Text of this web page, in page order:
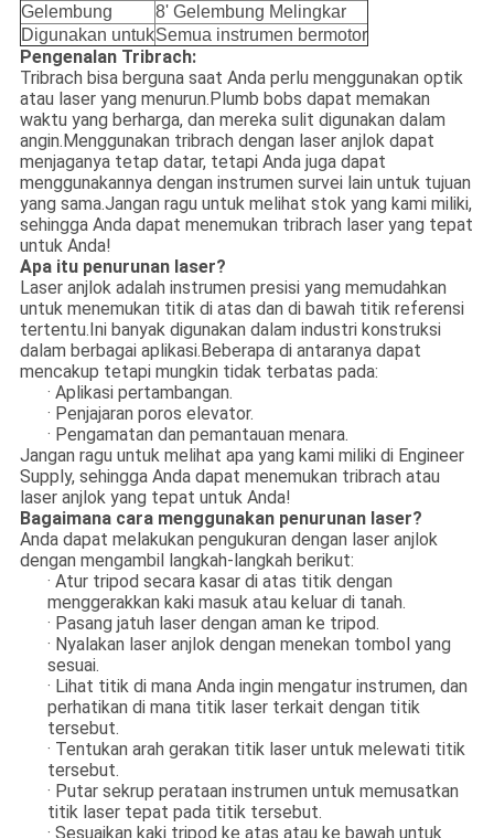
Gelembung
8' Gelembung Melingkar
Digunakan untukSemua instrumen bermotor
Pengenalan Tribrach:
Tribrach bisa berguna saat Anda perlu menggunakan optik
atau laser yang menurun.Plumb bobs dapat memakan
waktu yang berharga, dan mereka sulit digunakan dalam
angin.Menggunakan tribrach dengan laser anjlok dapat
menjaganya tetap datar, tetapi Anda juga dapat
menggunakannya dengan instrumen survei lain untuk tujuan
yang sama.Jangan ragu untuk melihat stok yang kami miliki,
sehingga Anda dapat menemukan tribrach laser yang tepat
untuk Anda!
Apa itu penurunan laser?
Laser anjlok adalah instrumen presisi yang memudahkan
untuk menemukan titik di atas dan di bawah titik referensi
tertentu.Ini banyak digunakan dalam industri konstruksi
dalam berbagai aplikasi.Beberapa di antaranya dapat
mencakup tetapi mungkin tidak terbatas pada:
· Aplikasi pertambangan.
· Penjajaran poros elevator.
· Pengamatan dan pemantauan menara.
Jangan ragu untuk melihat apa yang kami miliki di Engineer
Supply, sehingga Anda dapat menemukan tribrach atau
laser anjlok yang tepat untuk Anda!
Bagaimana cara menggunakan penurunan laser?
Anda dapat melakukan pengukuran dengan laser anjlok
dengan mengambil langkah-langkah berikut:
· Atur tripod secara kasar di atas titik dengan
menggerakkan kaki masuk atau keluar di tanah.
· Pasang jatuh laser dengan aman ke tripod.
· Nyalakan laser anjlok dengan menekan tombol yang
sesuai.
· Lihat titik di mana Anda ingin mengatur instrumen, dan
perhatikan di mana titik laser terkait dengan titik
tersebut.
· Tentukan arah gerakan titik laser untuk melewati titik
tersebut.
· Putar sekrup perataan instrumen untuk memusatkan
titik laser tepat pada titik tersebut.
· Sesuaikan kaki tripod ke atas atau ke bawah untuk